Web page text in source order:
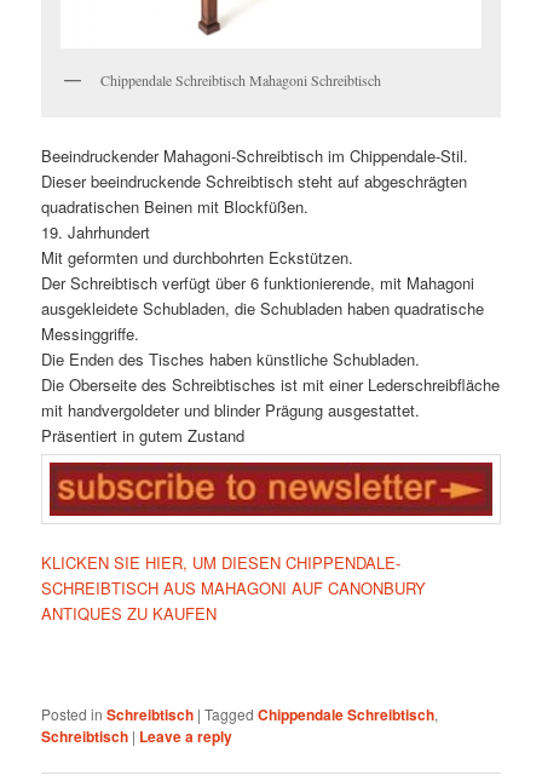
Chippendale Schreibtisch Mahagoni Schreibtisch
Beeindruckender Mahagoni-Schreibtisch im Chippendale-Stil.
Dieser beeindruckende Schreibtisch steht auf abgeschrägten
quadratischen Beinen mit Blockfüßen.
19. Jahrhundert
Mit geformten und durchbohrten Eckstützen.
Der Schreibtisch verfügt über 6 funktionierende, mit Mahagoni
ausgekleidete Schubladen, die Schubladen haben quadratische
Messinggriffe.
Die Enden des Tisches haben künstliche Schubladen.
Die Oberseite des Schreibtisches ist mit einer Lederschreibfläche
mit handvergoldeter und blinder Prägung ausgestattet.
Präsentiert in gutem Zustand
KLICKEN SIE HIER, UM DIESEN CHIPPENDALE-
SCHREIBTISCH AUS MAHAGONI AUF CANONBURY
ANTIQUES ZU KAUFEN
Posted in Schreibtisch |Tagged Chippendale Schreibtisch,
Schreibtisch | Leave a reply